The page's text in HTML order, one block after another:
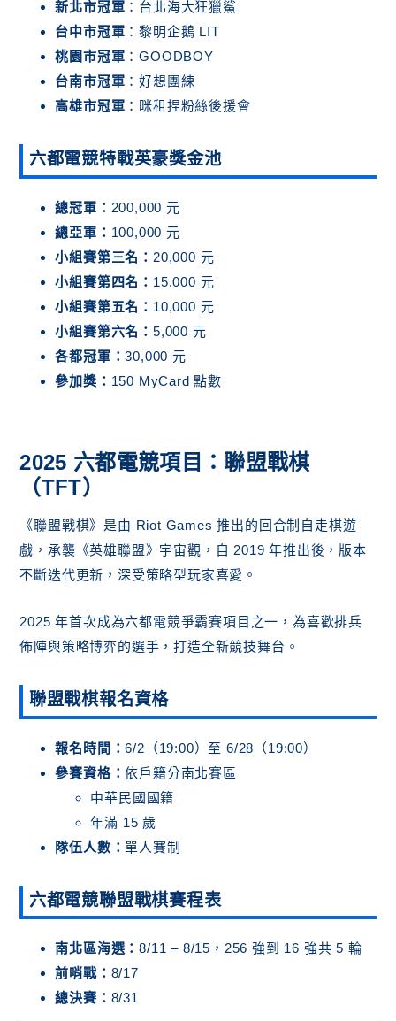
新北市冠軍 ：台北海大狂獵鯊
台中市冠軍 ：黎明企鵝 LIT
桃園市冠軍 ：GOODBOY
台南市冠軍 ：好想團練
高雄市冠軍 ：咪租捏粉絲後援會
六都電競特戰英豪獎金池
總冠軍： 200,000 元
總亞軍： 100,000 元
小組賽第三名： 20,000 元
小組賽第四名： 15,000 元
小組賽第五名： 10,000 元
小組賽第六名： 5,000 元
各都冠軍：30,000 元
參加獎： 150 MyCard 點數
2025 六都電競項目：聯盟戰棋
（TFT）
《聯盟戰棋》是由 Riot Games 推出的回合制自走棋遊
戲，承襲《英雄聯盟》宇宙觀，自 2019 年推出後，版本
不斷迭代更新，深受策略型玩家喜愛。
2025 年首次成為六都電競爭霸賽項目之一，為喜歡排兵
佈陣與策略博弈的選手，打造全新競技舞台。
聯盟戰棋報名資格
報名時間：6/2（19:00）至 6/28（19:00）
參賽資格：依戶籍分南北賽區
中華民國國籍
年滿 15 歲
隊伍人數： 單人賽制
六都電競聯盟戰棋賽程表
南北區海選：8/11 – 8/15，256 強到 16 強共 5 輪
前哨戰： 8/17
總決賽： 8/31